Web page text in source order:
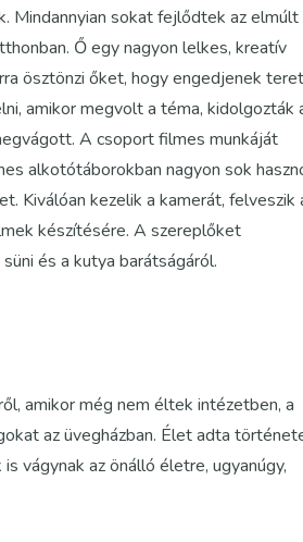
Mindannyian sokat fejlődtek az elmúlt
Ő egy nagyon lelkes, kreatív
ösztönzi őket, hogy engedjenek
amikor megvolt a téma, kidolgozták
A csoport filmes munkáját
alkotótáborokban nagyon sok
Kiválóan kezelik a kamerát, felveszik
készítésére. A szereplőket
és a kutya barátságáról.
amikor még nem éltek intézetben, a
az üvegházban. Élet adta
vágynak az önálló életre, ugyanúgy,